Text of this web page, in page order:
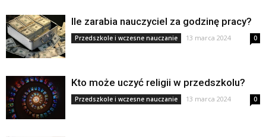
Ile zarabia nauczyciel za godzinę pracy?
Przedszkole i wczesne nauczanie 13 marca 2024 0
Kto może uczyć religii w przedszkolu?
Przedszkole i wczesne nauczanie 13 marca 2024 0